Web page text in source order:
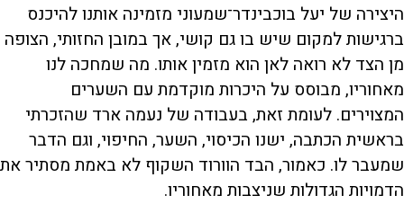
היצירה של יעל בוכבינדר־שמעוני מזמינה אותנו להיכנס
ברגישות למקום שיש בו גם קושי, אך במובן החזותי, הצופה
מן הצד לא רואה לאן הוא מזמין אותו. מה שמחכה לנו
מאחוריו, מבוסס על היכרות מוקדמת עם השערים
המצוירים. לעומת זאת, בעבודה של נעמה ארד שהזכרתי
בראשית הכתבה, ישנו הכיסוי, השער, החיפוי, וגם הדבר
שמעבר לו. כאמור, הבד הוורוד השקוף לא באמת מסתיר את
הדמויות הגדולות שניצבות מאחוריו.